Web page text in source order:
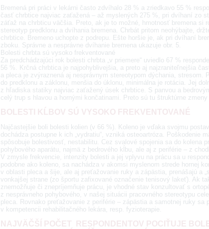
Bremená pri práci v lekárni často zdvíhalo 28 % a zriedkavo 55 %
časť chrbtice najviac zaťažená – až myslených 275 %, pri dvíhaní zo
záťaž na chrbticu väčšia. Preto, ak je to možné, hmotnosť bremena si
stereotyp predklonu a dvíhania bremena. Chrbát pritom neohýbajte,
chrbtice. Bremeno uchopte z podrepu. Ešte horšie je, ak pri dvíhaní
zboku. Správne a nesprávne dvíhanie bremena ukazuje obr. 5.
Bolesti chrbta sú vysoko frekventované
Za predchádzajúci rok bolesti chrbta „v priemere“ uviedlo 67 %
56 %. Krčná chrbtica je najpohyblivejšia, a preto aj najzraniteľnejšia
a pleca je zvýraznená aj nesprávnym stereotypom dýchania,
do predklonu a záklonu, menšia do úklonu, minimálna je rotácia. Jej
z hľadiska statiky najviac zaťažený úsek chrbtice. S panvou a
celý trup s hlavou a hornými končatinami. Preto sú tu štruktúrne zmeny
Najčastejšie boli bolesti kolien (v 66 %). Koleno je vďaka svojmu
dochádza postupne k ich „vydratiu“, vzniká osteoartróza. Poškodenie
spôsobuje bolestivosť, nestabilitu. Cez svalové spojenia sa do kolena
pohybového aparátu, najmä z bedrového kĺbu, ale aj z periférie – z
V zmysle frekvencie, intenzity bolesti a jej vplyvu na prácu sa u
podobne ako koleno, sa nachádza v akomsi myslenom strede hornej
v oblasti pleca a šije, ale aj preťažovanie ruky a zápästia, prenášajú a
vonkajšej strane (zo športu zafixované označenie tenisový lakeť). Ak
znemožňuje či znepríjemňuje prácu, je vhodné stav konzultovať s
z nesprávneho pohybového, v našej situácii pracovného stereotypu
pleca. Rovnako preťažovanie z periférie – zápästia a samotnej ruky sa
v kompetencii rehabilitačného lekára, resp. fyzioterapie.